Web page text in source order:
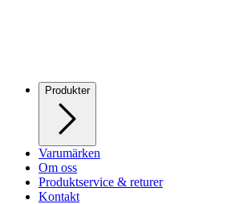
Produkter
Varumärken
Om oss
Produktservice & returer
Kontakt